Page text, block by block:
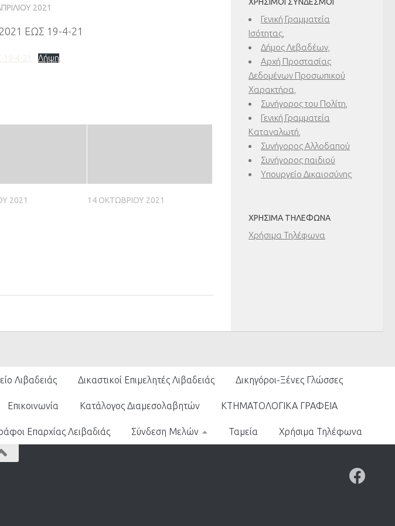
2021
ΕΩΣ 19-4-21
4-21 Λήψη
2021 14 ΟΚΤΩΒΡΊΟΥ 2021
Γενική Γραμματεία
Ισότητας,
Δήμος Λεβαδέων,
Αρχή Προστασίας
Δεδομένων Προσωπικού
Χαρακτήρα,
Συνήγορος του Πολίτη,
Γενική Γραμματεία
Καταναλωτή,
Συνήγορος Αλλοδαπού
Συνήγορος παιδιού
Υπουργείο Δικαιοσύνης
ΧΡΉΣΙΜΑ ΤΗΛΈΦΩΝΑ
Χρήσιμα Τηλέφωνα
Λιβαδειάς Δικαστικοί Επιμελητές Λιβαδειάς Δικηγόροι-Ξένες Γλώσσες
Επικοινωνία Κατάλογος Διαμεσολαβητών ΚΤΗΜΑΤΟΛΟΓΙΚΑ ΓΡΑΦΕΙΑ
Επαρχίας Λειβαδιάς Σύνδεση Μελών Ταμεία Χρήσιμα Τηλέφωνα